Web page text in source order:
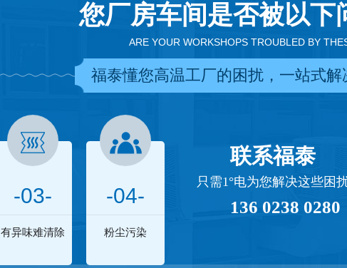
您厂房车间是否被以下
ARE YOUR WORKSHOPS TROUBLED BY
福泰懂您高温工厂的困扰，一站式
-03-
有异味难清除
-04-
粉尘污染
联系福泰
只需1°电为您解决这些困
136 0238 0280